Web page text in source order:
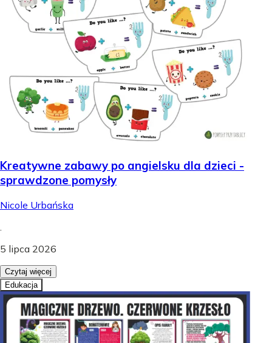
Kreatywne zabawy po angielsku dla dzieci -
sprawdzone pomysły
Nicole Urbańska
5 lipca 2026
Czytaj więcej
Edukacja